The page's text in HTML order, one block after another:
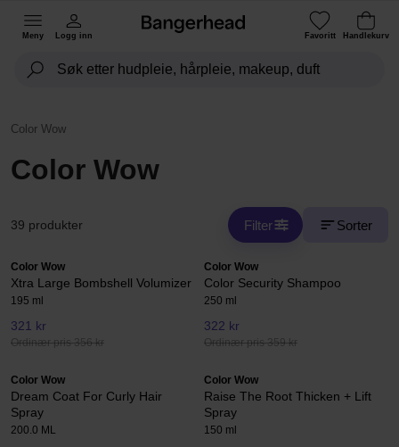
Meny Logg inn Favoritt Handlekurv
Color Wow
Color Wow
39 produkter Filter Sorter
Color Wow
Xtra Large Bombshell Volumizer
195 ml
321 kr
Ordinær pris 356 kr
Color Wow
Color Security Shampoo
250 ml
322 kr
Ordinær pris 359 kr
Color Wow
Dream Coat For Curly Hair
Spray
200.0 ML
Color Wow
Raise The Root Thicken + Lift
Spray
150 ml